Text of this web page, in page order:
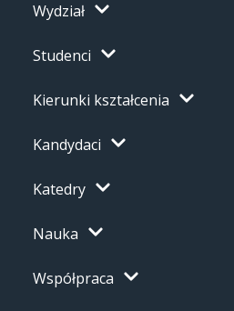
Wydział
Studenci
Kierunki kształcenia
Kandydaci
Katedry
Nauka
Współpraca